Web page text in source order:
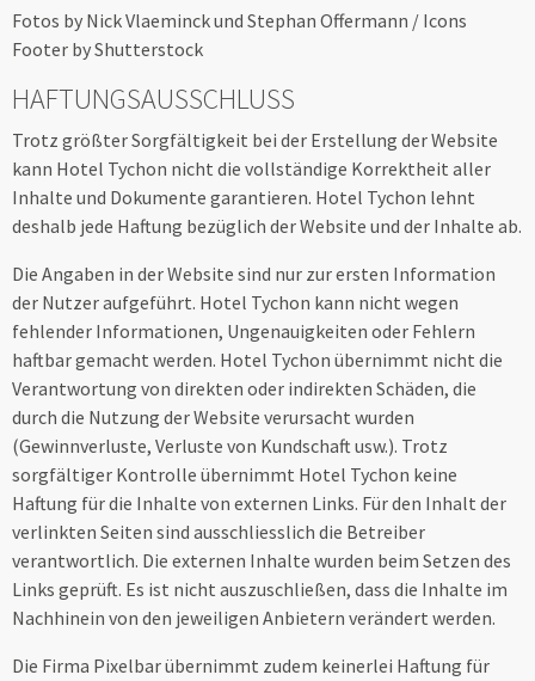
Fotos by Nick Vlaeminck und Stephan Offermann / Icons
Footer by Shutterstock
HAFTUNGSAUSSCHLUSS
Trotz größter Sorgfältigkeit bei der Erstellung der Website
kann Hotel Tychon nicht die vollständige Korrektheit aller
Inhalte und Dokumente garantieren. Hotel Tychon lehnt
deshalb jede Haftung bezüglich der Website und der Inhalte ab.
Die Angaben in der Website sind nur zur ersten Information
der Nutzer aufgeführt. Hotel Tychon kann nicht wegen
fehlender Informationen, Ungenauigkeiten oder Fehlern
haftbar gemacht werden. Hotel Tychon übernimmt nicht die
Verantwortung von direkten oder indirekten Schäden, die
durch die Nutzung der Website verursacht wurden
(Gewinnverluste, Verluste von Kundschaft usw.). Trotz
sorgfältiger Kontrolle übernimmt Hotel Tychon keine
Haftung für die Inhalte von externen Links. Für den Inhalt der
verlinkten Seiten sind ausschliesslich die Betreiber
verantwortlich. Die externen Inhalte wurden beim Setzen des
Links geprüft. Es ist nicht auszuschließen, dass die Inhalte im
Nachhinein von den jeweiligen Anbietern verändert werden.
Die Firma Pixelbar übernimmt zudem keinerlei Haftung für